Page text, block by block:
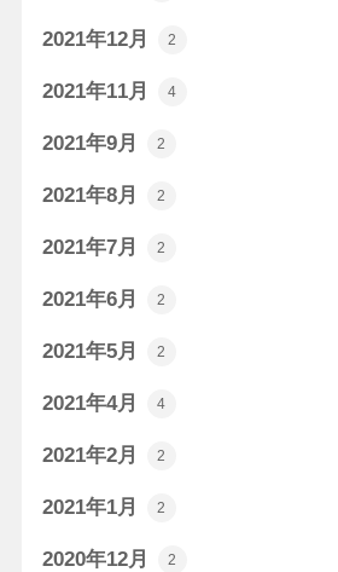
2021年12月 2
2021年11月 4
2021年9月 2
2021年8月 2
2021年7月 2
2021年6月 2
2021年5月 2
2021年4月 4
2021年2月 2
2021年1月 2
2020年12月 2